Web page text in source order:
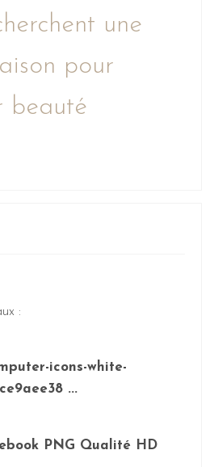
une
pour
beauté
: